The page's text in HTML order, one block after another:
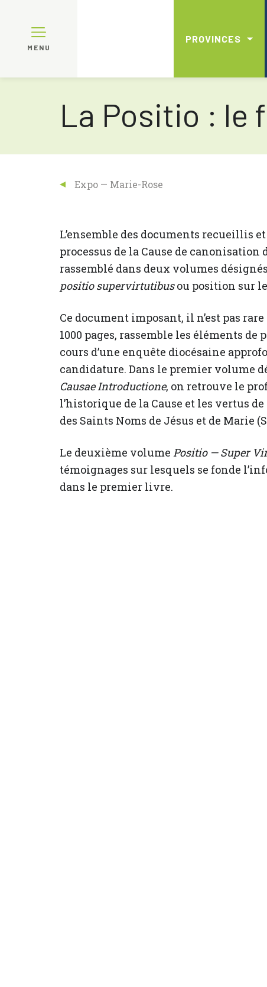
MENU
PROVINCES
La Positio : le
Expo — Marie-Rose
L’ensemble des documents recueillis
processus de la Cause de canonisation
rassemblé dans deux volumes
positio supervirtutibusou position sur
Ce document imposant, il n’est pas
1000 pages, rassemble les éléments
cours d’une enquête diocésaine
candidature. Dans le premier volume
Causae Introductione, on retrouve le
l’historique de la Cause et les vertus
des Saints Noms de Jésus et de Marie
Le deuxième volume Positio — Super
témoignages sur lesquels se fonde
dans le premier livre.